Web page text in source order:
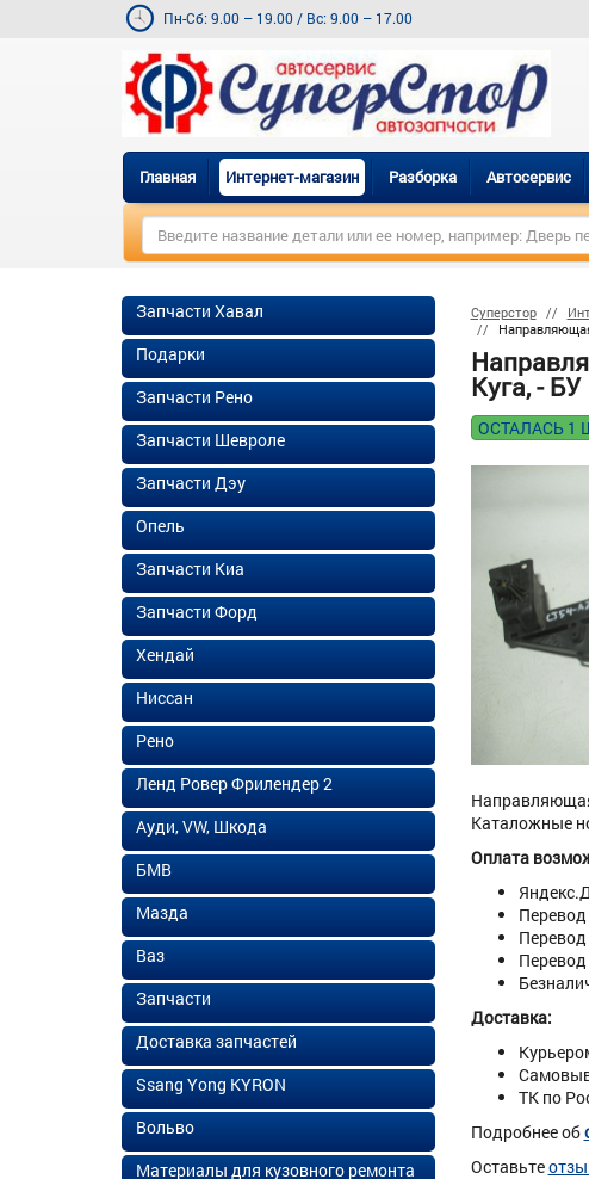
Пн-Сб: 9.00 – 19.00 / Вс: 9.00 – 17.00
Главная Интернет-магазин Разборка Автосервис
Суперстор
Куга, - БУ
ОСТАЛАСЬ 1
Каталожные
Оплата
Перевод
Доставка:
ТК по
Подробнее об
Оставьте
Запчасти Хавал
Подарки
Запчасти Рено
Запчасти Шевроле
Запчасти Дэу
Опель
Запчасти Киа
Запчасти Форд
Хендай
Ниссан
Рено
Ленд Ровер Фрилендер 2
Ауди, VW, Шкода
БМВ
Мазда
Ваз
Запчасти
Доставка запчастей
Ssang Yong KYRON
Вольво
Материалы для кузовного ремонта